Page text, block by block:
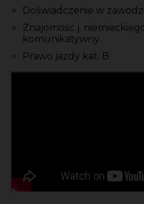
Doświadczenie w
Znajomość j.
komunikatywny
Prawo jazdy kat. B